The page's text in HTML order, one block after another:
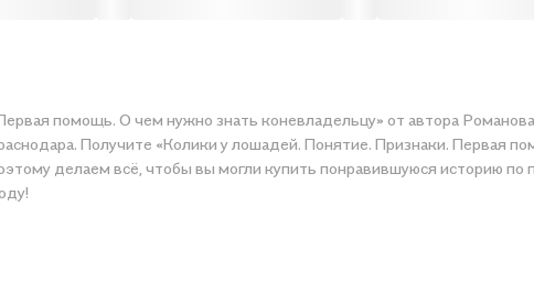
помощь. О чем нужно знать коневладельцу» от автора
Получите «Колики у лошадей. Понятие. Признаки. Первая
понравившуюся историю по приятной цене. Например,